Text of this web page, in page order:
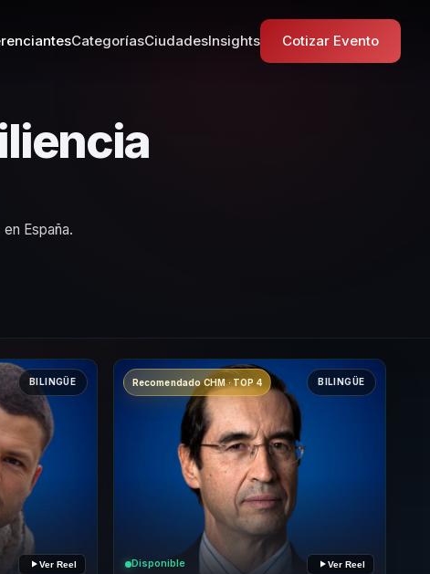
CategoríasCiudadesInsights Cotizar Evento
España.
BILINGÜE
Ver Reel
Recomendado CHM · TOP 4 BILINGÜE
Disponible Ver Reel